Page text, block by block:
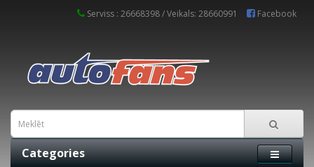
Serviss : 26668398 / Veikals: 28660991 Facebook
Categories